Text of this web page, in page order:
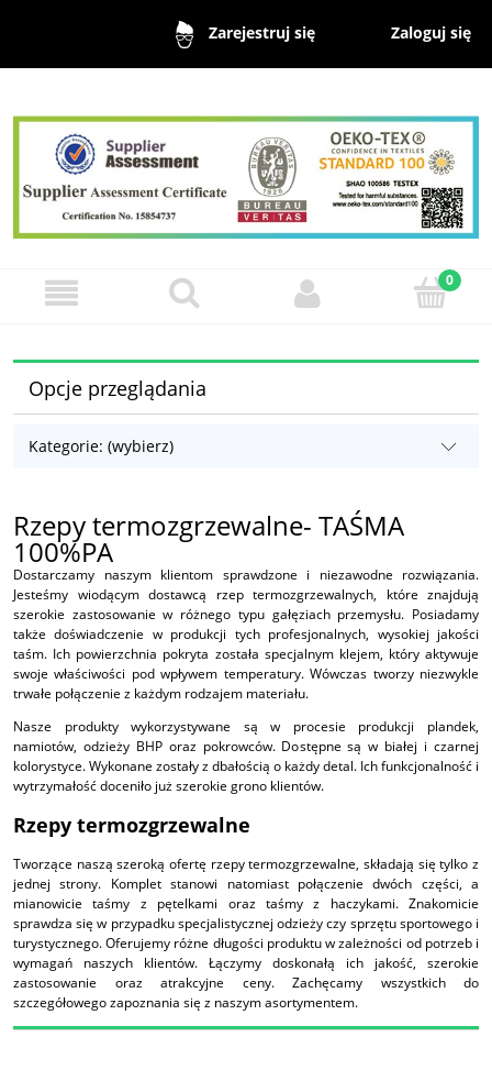
Zarejestruj się Zaloguj się
Opcje przeglądania
Kategorie: (wybierz)
Rzepy termozgrzewalne- TAŚMA
100%PA
Dostarczamy naszym klientom sprawdzone i niezawodne rozwiązania.
Jesteśmy wiodącym dostawcą rzep termozgrzewalnych, które znajdują
szerokie zastosowanie w różnego typu gałęziach przemysłu. Posiadamy
także doświadczenie w produkcji tych profesjonalnych, wysokiej jakości
taśm. Ich powierzchnia pokryta została specjalnym klejem, który aktywuje
swoje właściwości pod wpływem temperatury. Wówczas tworzy niezwykle
trwałe połączenie z każdym rodzajem materiału.
Nasze produkty wykorzystywane są w procesie produkcji plandek,
namiotów, odzieży BHP oraz pokrowców. Dostępne są w białej i czarnej
kolorystyce. Wykonane zostały z dbałością o każdy detal. Ich funkcjonalność i
wytrzymałość doceniło już szerokie grono klientów.
Rzepy termozgrzewalne
Tworzące naszą szeroką ofertę rzepy termozgrzewalne, składają się tylko z
jednej strony. Komplet stanowi natomiast połączenie dwóch części, a
mianowicie taśmy z pętelkami oraz taśmy z haczykami. Znakomicie
sprawdza się w przypadku specjalistycznej odzieży czy sprzętu sportowego i
turystycznego. Oferujemy różne długości produktu w zależności od potrzeb i
wymagań naszych klientów. Łączymy doskonałą ich jakość, szerokie
zastosowanie oraz atrakcyjne ceny. Zachęcamy wszystkich do
szczegółowego zapoznania się z naszym asortymentem.